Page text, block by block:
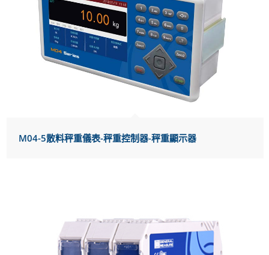
M04-5散料秤重儀表-秤重控制器-秤重顯示器